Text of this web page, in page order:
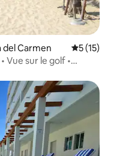
del Carmen
5 (15)
Vue sur le golf •